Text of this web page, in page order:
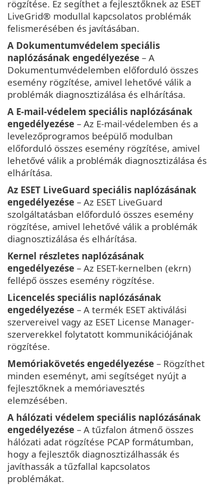
rögzítése. Ez segíthet a fejlesztőknek az ESET
LiveGrid® modullal kapcsolatos problémák
felismerésében és javításában.
A Dokumentumvédelem speciális
naplózásának engedélyezése – A
Dokumentumvédelemben előforduló összes
esemény rögzítése, amivel lehetővé válik a
problémák diagnosztizálása és elhárítása.
A E-mail-védelem speciális naplózásának
engedélyezése – Az E-mail-védelemben és a
levelezőprogramos beépülő modulban
előforduló összes esemény rögzítése, amivel
lehetővé válik a problémák diagnosztizálása és
elhárítása.
Az ESET LiveGuard speciális naplózásának
engedélyezése – Az ESET LiveGuard
szolgáltatásban előforduló összes esemény
rögzítése, amivel lehetővé válik a problémák
diagnosztizálása és elhárítása.
Kernel részletes naplózásának
engedélyezése – Az ESET-kernelben (ekrn)
fellépő összes esemény rögzítése.
Licencelés speciális naplózásának
engedélyezése – A termék ESET aktiválási
szervereivel vagy az ESET License Manager-
szerverekkel folytatott kommunikációjának
rögzítése.
Memóriakövetés engedélyezése – Rögzíthet
minden eseményt, ami segítséget nyújt a
fejlesztőknek a memóriavesztés
elemzésében.
A hálózati védelem speciális naplózásának
engedélyezése – A tűzfalon átmenő összes
hálózati adat rögzítése PCAP formátumban,
hogy a fejlesztők diagnosztizálhassák és
javíthassák a tűzfallal kapcsolatos
problémákat.